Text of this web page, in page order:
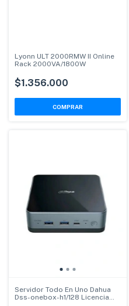
Lyonn ULT 2000RMW II Online
Rack 2000VA/1800W
$1.356.000
Servidor Todo En Uno Dahua
Dss-onebox-h1/128 Licencia